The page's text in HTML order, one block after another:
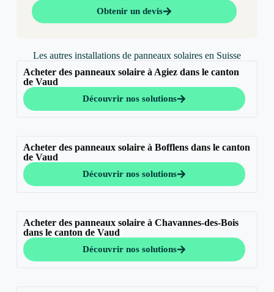
Obtenir un devis
Les autres installations de panneaux solaires en Suisse
Acheter des panneaux solaire à Agiez dans le canton
de Vaud
Découvrir nos solutions
Acheter des panneaux solaire à Bofflens dans le canton
de Vaud
Découvrir nos solutions
Acheter des panneaux solaire à Chavannes-des-Bois
dans le canton de Vaud
Découvrir nos solutions